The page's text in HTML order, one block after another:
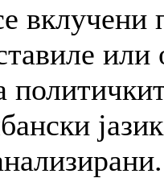
или